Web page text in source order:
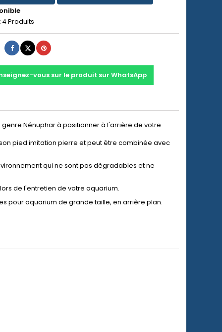
4 Produits
Partager
TweetPinterest
vous sur le produit sur WhatsApp
Nénuphar à positionner à l'arrière de votre
pied imitation pierre et peut être combinée avec
qui ne sont pas dégradables et ne
de l'entretien de votre aquarium.
pour aquarium de grande taille, en arrière plan.